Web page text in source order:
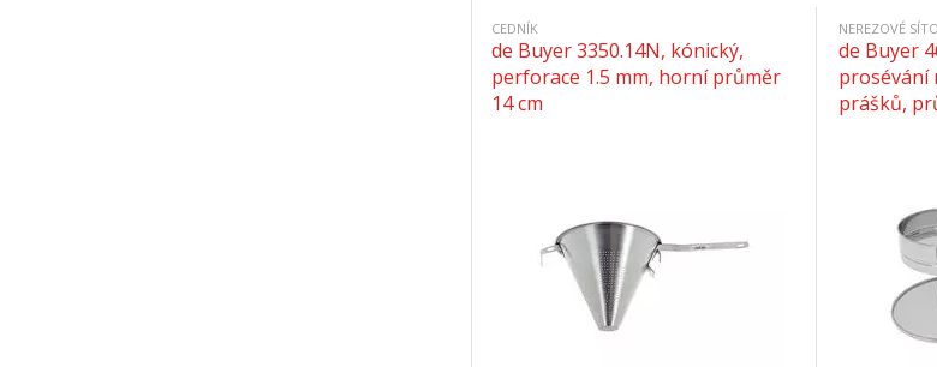
CEDNÍK
de Buyer 3350.14N, kónický,
perforace 1.5 mm, horní průměr
14 cm
NEREZOVÉ SÍTO
de Buyer
prosévání
prášků,